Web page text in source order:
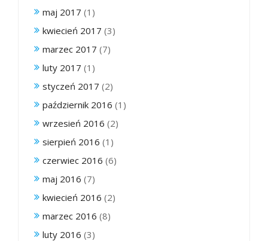
maj 2017 (1)
kwiecień 2017 (3)
marzec 2017 (7)
luty 2017 (1)
styczeń 2017 (2)
październik 2016 (1)
wrzesień 2016 (2)
sierpień 2016 (1)
czerwiec 2016 (6)
maj 2016 (7)
kwiecień 2016 (2)
marzec 2016 (8)
luty 2016 (3)